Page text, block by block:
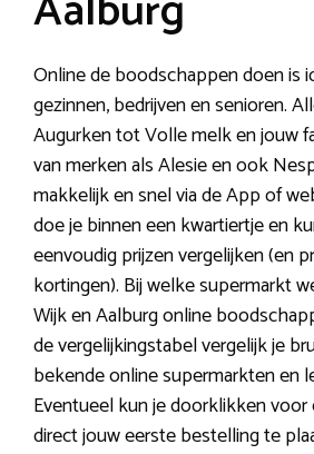
Online de boodschappen doen is
gezinnen, bedrijven en senioren.
Augurken tot Volle melk en jouw
van merken als Alesie en ook
makkelijk en snel via de App of
doe je binnen een kwartiertje en
eenvoudig prijzen vergelijken (en
kortingen). Bij welke supermarkt
Wijk en Aalburg online
de vergelijkingstabel vergelijk je
bekende online supermarkten en
Eventueel kun je doorklikken
direct jouw eerste bestelling te